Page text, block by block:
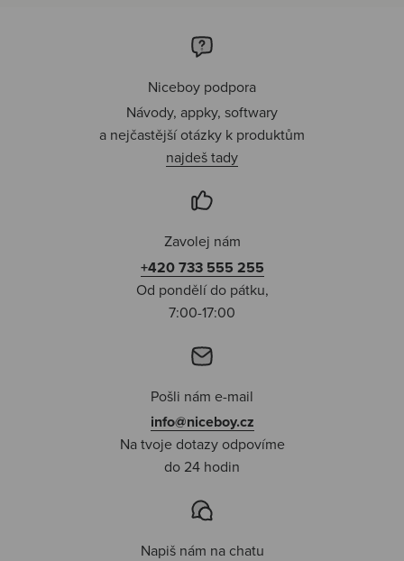
Niceboy podpora
Návody, appky, softwary
a nejčastější otázky k produktům
najdeš tady
Zavolej nám
+420 733 555 255
Od pondělí do pátku,
7:00-17:00
Pošli nám e-mail
info@niceboy.cz
Na tvoje dotazy odpovíme
do 24 hodin
Napiš nám na chatu